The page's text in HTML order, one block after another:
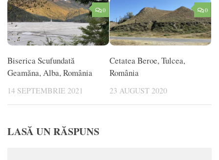
0
Biserica Scufundată
Geamăna, Alba, România
14 SEPTEMBRIE 2021
0
Cetatea Beroe, Tulcea,
România
23 AUGUST 2020
LASĂ UN RĂSPUNS